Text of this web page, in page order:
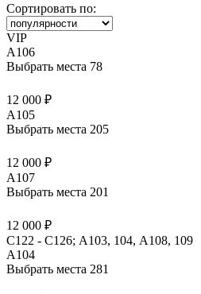
Сортировать по:
VIP
A106
Выбрать места 78
12 000 ₽
A105
Выбрать места 205
12 000 ₽
A107
Выбрать места 201
12 000 ₽
С122 - С126; А103, 104, А108, 109
A104
Выбрать места 281